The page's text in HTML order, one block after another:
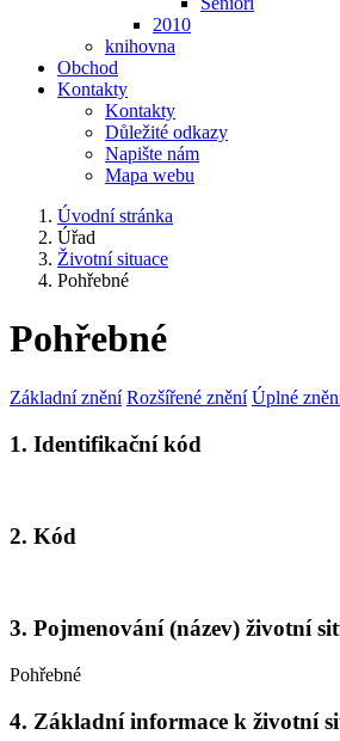
2010
knihovna
Obchod
Kontakty
Kontakty
Důležité odkazy
Napište nám
Mapa webu
Úvodní stránka
Úřad
Životní situace
Pohřebné
Pohřebné
Základní znění Rozšířené znění Úplné
1. Identifikační kód
2. Kód
3. Pojmenování (název) životní
Pohřebné
4. Základní informace k životní